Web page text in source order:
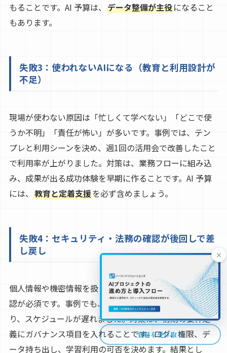
もることです。AI 予算は、 データ整備が主役になること
もあります。
失敗3：使われないAIになる（教育と利用設計が
不足）
現場が使わない原因は「忙しくて学べない」「どこで使
うか不明」「責任が怖い」が多いです。事例では、テン
プレと利用シーンを決め、週1回の活用会で改善したこと
で利用率が上がりました。対策は、業務フローに組み込
み、成果が出る成功体験を早期に作ることです。AI 予算
には、 教育と定着支援を必ず含めましょう。
失敗4：セキュリティ・法務の確認が後回しで差
し戻し
個人情報や機密情報を扱う業務では、法務・情シスの確
認が必須です。事例でも、後から規程の整備が必要にな
り、スケジュールが遅れました。対策は、初期の要件定
義にガバナンス項目を入れることです。ログ、権限、デ
ータ持ち出し、学習利用の可否を決めます。結果とし
×
資料を受け取る